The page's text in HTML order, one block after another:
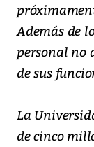
Además de
personal no
de sus
La
de cinco